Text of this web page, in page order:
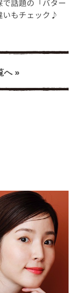
話題の「バター
いもチェック♪
へ »